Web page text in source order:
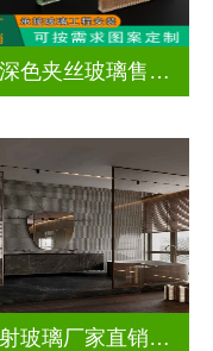
绍兴深色夹丝玻璃售价多少
无反射玻璃厂家直销批发